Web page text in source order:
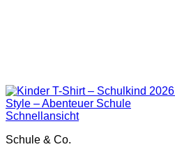
Schnellansicht
Schule & Co.